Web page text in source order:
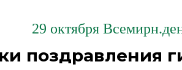
29 октября
поздравления